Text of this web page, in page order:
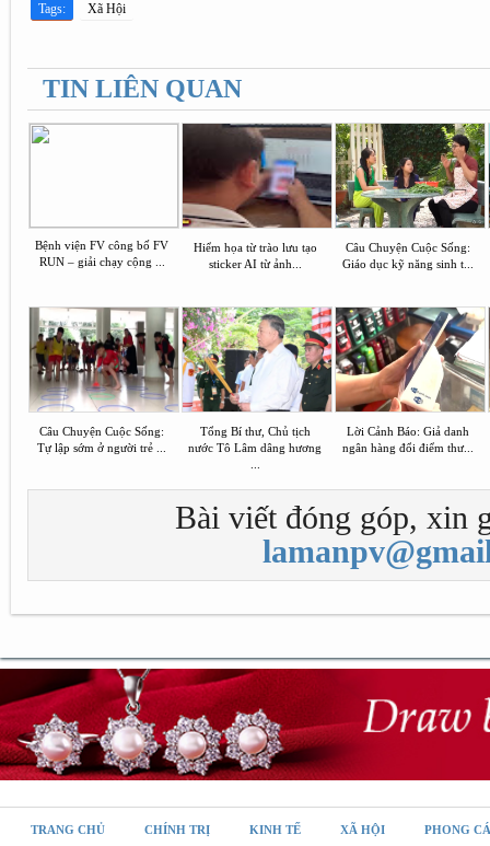
Tags: Xã Hội
TIN LIÊN QUAN
Bệnh viện FV công bố FV
RUN – giải chạy cộng ...
Hiểm họa từ trào lưu tạo
sticker AI từ ảnh...
Câu Chuyện Cuộc Sống:
Giáo dục kỹ năng sinh t...
Câu Chuyện Cuộc Sống:
Tự lập sớm ở người trẻ ...
Tổng Bí thư, Chủ tịch
nước Tô Lâm dâng hương
Lời Cảnh Báo: Giả danh
ngân hàng đổi điểm thư...
Bài viết đóng góp, xin
TRANG CHỦ CHÍNH TRỊ KINH TẾ XÃ HỘI PHONG